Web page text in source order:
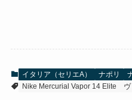
イタリア（セリエA） ナポリ
Nike Mercurial Vapor 14 Elite